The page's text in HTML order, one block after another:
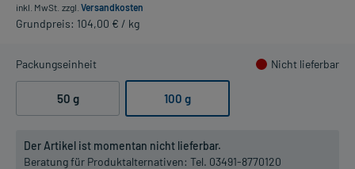
inkl. MwSt. zzgl. Versandkosten
Grundpreis: 104,00 € / kg
Packungseinheit Nicht lieferbar
50 g 100 g
Der Artikel ist momentan nicht lieferbar.
Beratung für Produktalternativen: Tel. 03491-8770120